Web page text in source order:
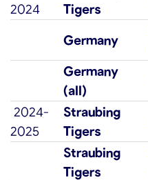
2024
Tigers
Germany
Germany
(all)
2024-
2025
Straubing
Tigers
Straubing
Tigers